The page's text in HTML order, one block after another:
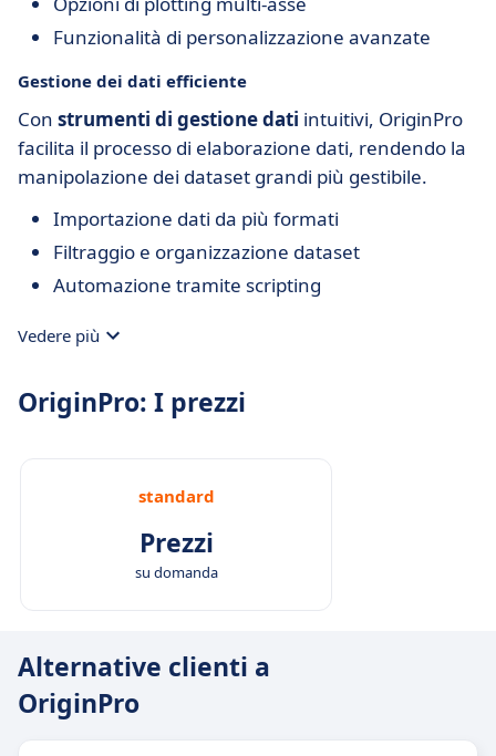
Funzionalità di personalizzazione avanzate
Gestione dei dati efficiente
Con strumenti di gestione dati intuitivi, OriginPro
facilita il processo di elaborazione dati, rendendo la
manipolazione dei dataset grandi più gestibile.
Importazione dati da più formati
Filtraggio e organizzazione dataset
Automazione tramite scripting
Vedere più
OriginPro: I prezzi
standard
Prezzi
su domanda
Alternative clienti a
OriginPro